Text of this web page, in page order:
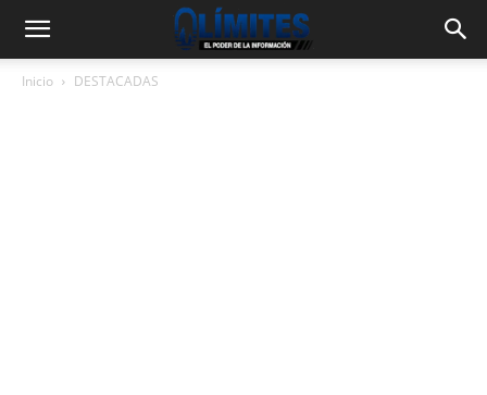
Inicio DESTACADAS